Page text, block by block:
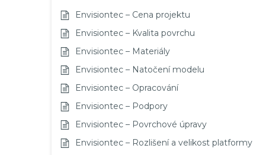
Envisiontec – Cena projektu
Envisiontec – Kvalita povrchu
Envisiontec – Materiály
Envisiontec – Natočení modelu
Envisiontec – Opracování
Envisiontec – Podpory
Envisiontec – Povrchové úpravy
Envisiontec – Rozlišení a velikost platformy